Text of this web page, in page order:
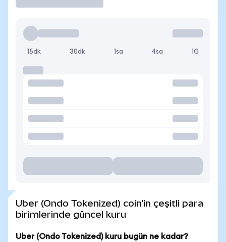
15dk 30dk 1sa 4sa 1G
Uber (Ondo Tokenized) coin'in çeşitli para
birimlerinde güncel kuru
Uber (Ondo Tokenized) kuru bugün ne kadar?